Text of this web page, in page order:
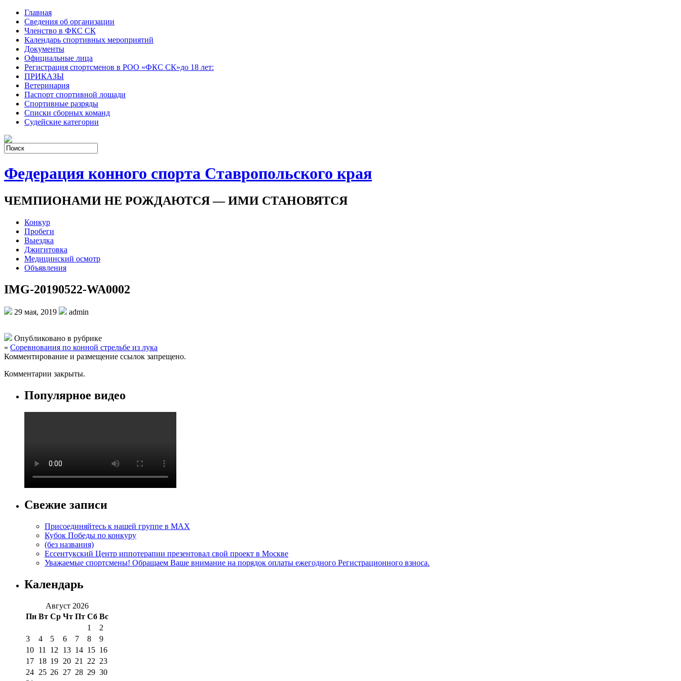
Главная
Сведения об организации
Членство в ФКС СК
Календарь спортивных мероприятий
Документы
Официальные лица
Регистрация спортсменов в РОО «ФКС СК»до 18 лет:
ПРИКАЗЫ
Ветеринария
Паспорт спортивной лошади
Спортивные разряды
Списки сборных команд
Судейские категории
Федерация конного спорта Ставропольского края
ЧЕМПИОНАМИ НЕ РОЖДАЮТСЯ — ИМИ СТАНОВЯТСЯ
Конкур
Пробеги
Выездка
Джигитовка
Медицинский осмотр
Объявления
IMG-20190522-WA0002
29 мая, 2019 admin
Опубликовано в рубрике
« Соревнования по конной стрельбе из лука
Комментирование и размещение ссылок запрещено.
Комментарии закрыты.
Популярное видео
Свежие записи
Присоединяйтесь к нашей группе в MAX
Кубок Победы по конкуру
(без названия)
Ессентукский Центр иппотерапии презентовал свой проект в Москве
Уважаемые спортсмены! Обращаем Ваше внимание на порядок оплаты ежегодного Регистрационного взноса.
Календарь
Август 2026
Пн Вт Ср Чт Пт Сб Вс
1
2
3
4 5 6 7 8
9
10 11 12 13 14 15 16
17 18 19 20 21 22 23
24 25 26 27 28 29 30